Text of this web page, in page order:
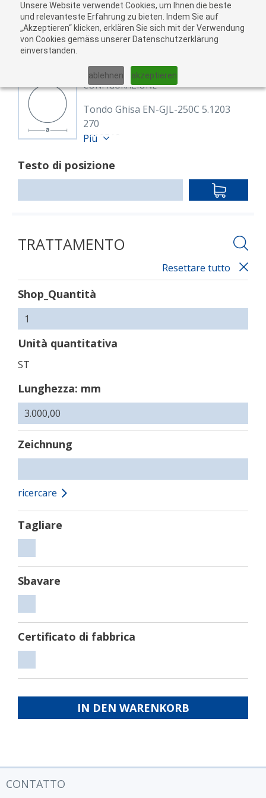
Unsere Website verwendet Cookies, um Ihnen die beste
und relevanteste Erfahrung zu bieten. Indem Sie auf
„Akzeptieren“ klicken, erklären Sie sich mit der Verwendung
von Cookies gemäss unserer Datenschutzerklärung
einverstanden.
ablehnen akzeptieren
01 02
CONFIGURAZIONE
Tondo Ghisa EN-GJL-250C 5.1203
270
8610518
EN-GJL-250C
roh
Più
Testo di posizione
IN
TRATTAMENTO
Resettare tutto
Shop_Quantità
Unità quantitativa
ST
Lunghezza: mm
Zeichnung
ricercare
Tagliare
Sbavare
Certificato di fabbrica
di
fabbrica
IN DEN WARENKORB
CONTATTO